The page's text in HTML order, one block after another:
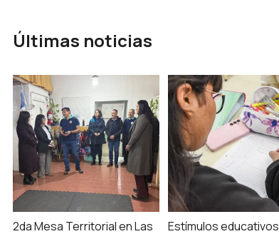
Últimas noticias
2da Mesa Territorial en Las Estímulos educativos